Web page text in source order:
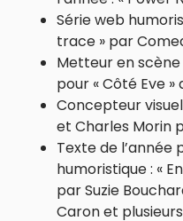
Série web
trace » par
Metteur en scène
pour « Côté Eve »
Concepteur
et Charles Morin
Texte de l’année
humoristique : «
par Suzie
Caron et